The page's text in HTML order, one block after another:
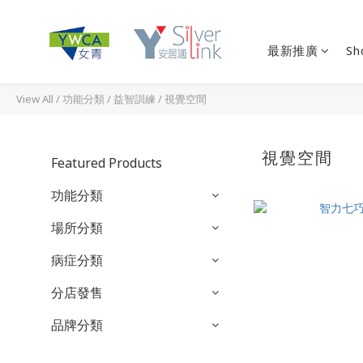
最新推廣
View All /功能分類/益智訓練 /視覺空間
Featured Products
功能分類
場所分類
病症分類
分店發售
品牌分類
視覺空間